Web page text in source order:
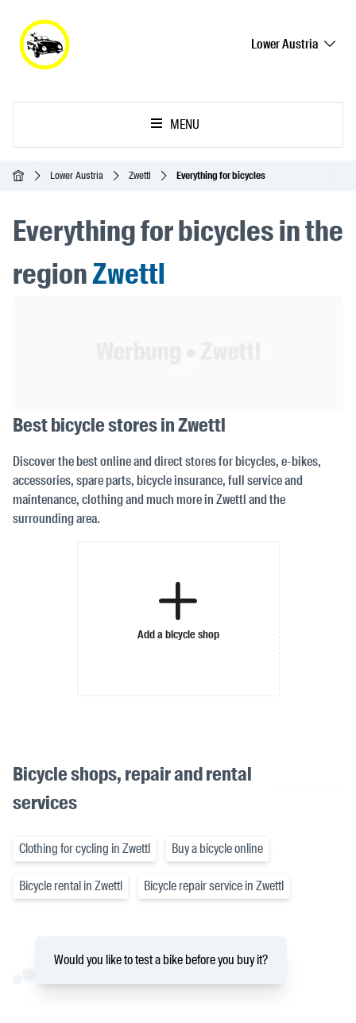
Lower Austria
MENU
HomepageLower Austria Zwettl Everything for bicycles
Everything for bicycles in the
regionZwettl
Best bicycle stores in Zwettl
Discover the best online and direct stores for bicycles, e-bikes,
accessories, spare parts, bicycle insurance, full service and
maintenance, clothing and much more in Zwettl and the
surrounding area.
Add a bicycle shop
Bicycle shops, repair and rental
services
Clothing for cycling in Zwettl Buy a bicycle online
Bicycle rental in Zwettl Bicycle repair service in Zwettl
Would you like to test a bike before you buy it?